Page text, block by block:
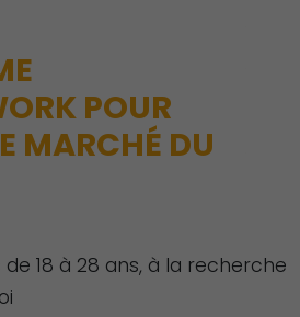
POUR
MARCHÉ DU
de 18 à 28 ans, à la recherche